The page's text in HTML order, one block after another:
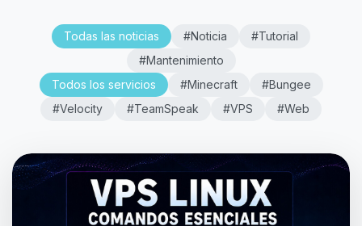
Todas las noticias #Noticia
#Tutorial
#Mantenimiento
Todos los servicios
#Minecraft
#Bungee
#Velocity
#TeamSpeak #VPS #Web